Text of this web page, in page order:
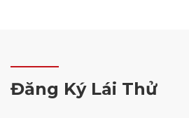
Đăng Ký Lái Thử